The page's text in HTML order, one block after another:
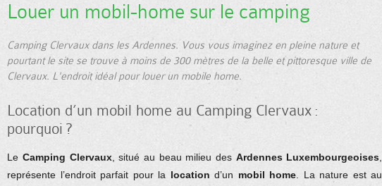
Louer un mobil-home sur le camping
Camping Clervaux dans les Ardennes. Vous vous imaginez en pleine nature et
pourtant le site se trouve à moins de 300 mètres de la belle et pittoresque ville de
Clervaux. L'endroit idéal pour louer un mobile home.
Location d’un mobil home au Camping Clervaux :
pourquoi ?
Le Camping Clervaux, situé au beau milieu des Ardennes Luxembourgeoises,
représente l’endroit parfait pour la location d’un mobil home. La nature est au